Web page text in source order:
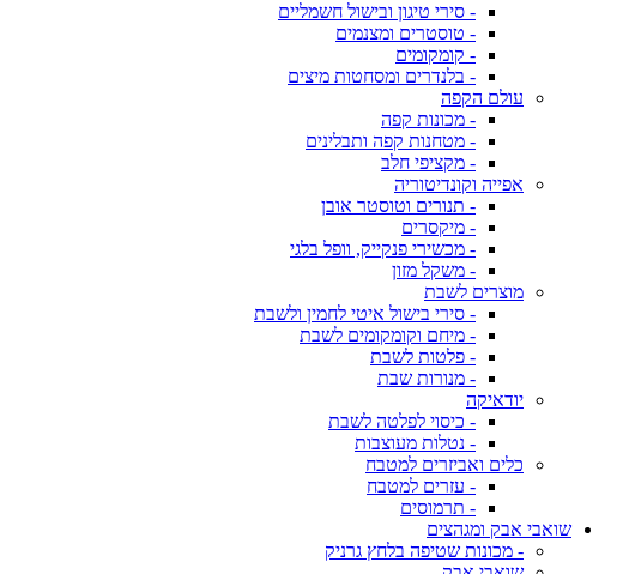
- סירי טיגון ובישול חשמליים
- טוסטרים ומצנמים
- קומקומים
- בלנדרים ומסחטות מיצים
עולם הקפה
- מכונות קפה
- מטחנות קפה ותבלינים
- מקציפי חלב
אפייה וקונדיטוריה
- תנורים וטוסטר אובן
- מיקסרים
- מכשירי פנקייק, וופל בלגי
- משקל מזון
מוצרים לשבת
- סירי בישול איטי לחמין ולשבת
- מיחם וקומקומים לשבת
- פלטות לשבת
- מנורות שבת
יודאיקה
- כיסוי לפלטה לשבת
- נטלות מעוצבות
כלים ואביזרים למטבח
- עזרים למטבח
- תרמוסים
שואבי אבק ומגהצים
- מכונות שטיפה בלחץ גרניק